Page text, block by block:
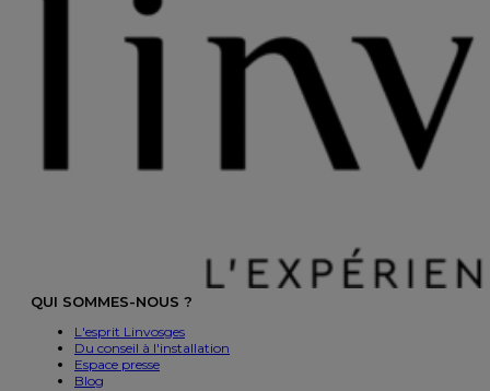
QUI SOMMES-NOUS ?
L'esprit Linvosges
Du conseil à l'installation
Espace presse
Blog